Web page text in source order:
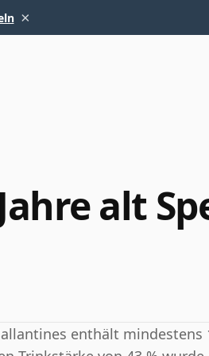
×
alt
enthält mindestens